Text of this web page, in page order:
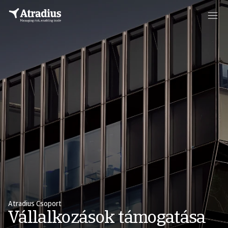
Atradius Csoport
Vállalkozások támogatása